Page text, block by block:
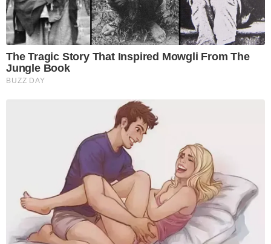
The Tragic Story That Inspired Mowgli From The
Jungle Book
BUZZ DAY